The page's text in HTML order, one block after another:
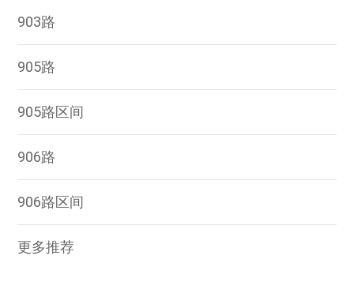
903路
905路
905路区间
906路
906路区间
更多推荐